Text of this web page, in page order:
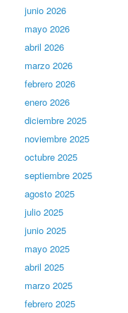
junio 2026
mayo 2026
abril 2026
marzo 2026
febrero 2026
enero 2026
diciembre 2025
noviembre 2025
octubre 2025
septiembre 2025
agosto 2025
julio 2025
junio 2025
mayo 2025
abril 2025
marzo 2025
febrero 2025